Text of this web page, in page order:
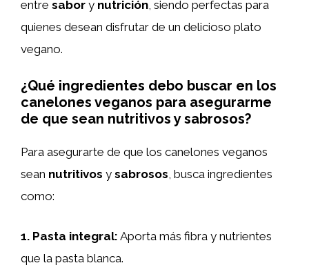
entre sabor y nutrición , siendo perfectas para
quienes desean disfrutar de un delicioso plato
vegano.
¿Qué ingredientes debo buscar en los
canelones veganos para asegurarme
de que sean nutritivos y sabrosos?
Para asegurarte de que los canelones veganos
sean nutritivos y sabrosos, busca ingredientes
como:
1. Pasta integral: Aporta más fibra y nutrientes
que la pasta blanca.